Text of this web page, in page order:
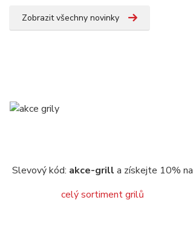
Zobrazit všechny novinky
Slevový kód: akce-grill a získejte 10% na
celý sortiment grilů